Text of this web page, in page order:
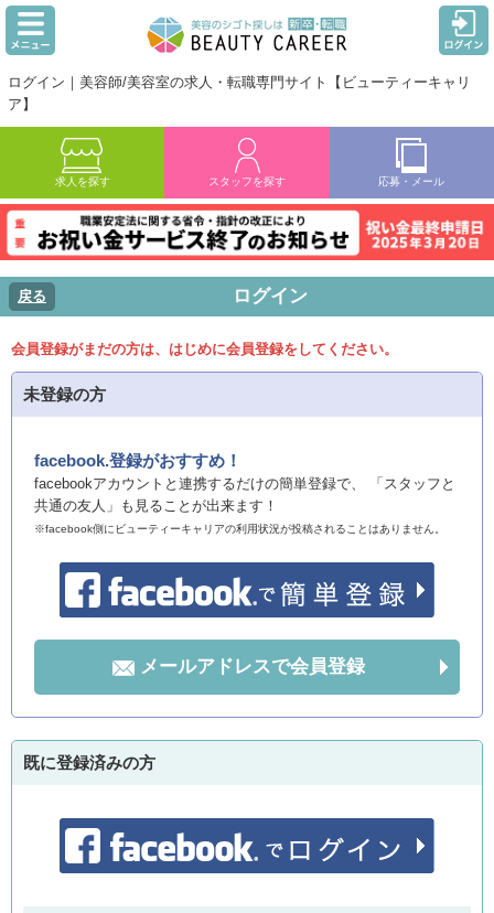
ログイン｜美容師/美容室の求人・転職専門サイト【ビューティーキャリ
ア】
求人を探す スタッフを探す 応募・メール
戻る ログイン
会員登録がまだの方は、はじめに会員登録をしてください。
未登録の方
facebook.登録がおすすめ！
facebookアカウントと連携するだけの簡単登録で、 「スタッフと
共通の友人」も見ることが出来ます！
※facebook側にビューティーキャリアの利用状況が投稿されることはありません。
メールアドレスで会員登録
既に登録済みの方